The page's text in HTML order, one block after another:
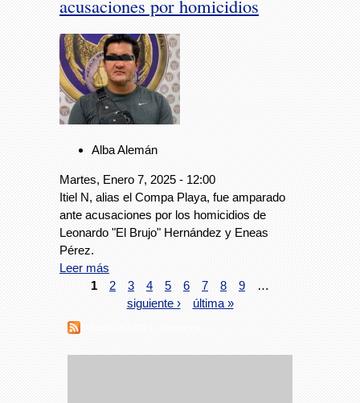
acusaciones por homicidios
Alba Alemán
Martes, Enero 7, 2025 - 12:00
Itiel N, alias el Compa Playa, fue amparado
ante acusaciones por los homicidios de
Leonardo "El Brujo" Hernández y Eneas
Pérez.
Leer más
1
2 3 4 5 6 7 8 9
…
siguiente ›
última »